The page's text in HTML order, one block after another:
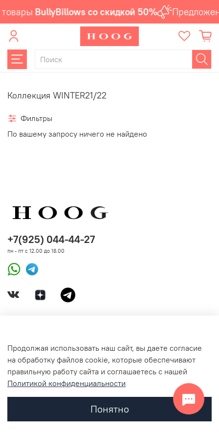
BullyBillows со скидкой 50%
Коллекция WINTER21/22
Фильтры
По вашему запросу ничего не найдено
СВЯЗАТЬСЯ С НАМИ
+7(925) 044-44-27
пн - пт с 12.00 до 18.00
Продолжая использовать наш сайт, вы даете согласие
на обработку файлов cookie, которые обеспечивают
правильную работу сайта и соглашаетесь с нашей
Политикой конфиденциальности
Понятно